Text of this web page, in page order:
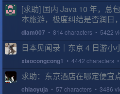
[求助] 国内 Java 10 年，总
本旅游，极度纠结是否润日
dlam007 • 814 characters • 5422
日本见闻录｜东京 4 日游小
xiaocongcong1 • 4442 characters
求助：东京酒店在哪定便宜
chiaoyuja • 57 characters • 3486